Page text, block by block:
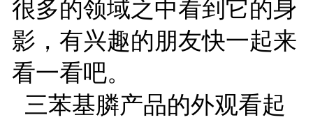
很多的领域之中看到它的身
影，有兴趣的朋友快一起来
看一看吧。
三苯基膦产品的外观看起